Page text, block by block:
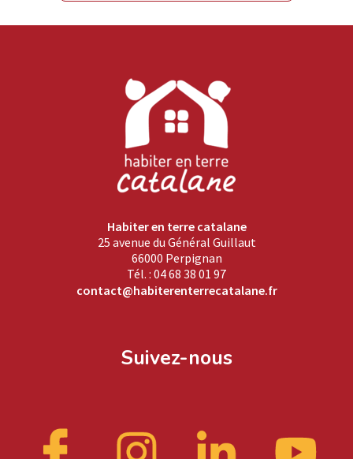
Habiter en terre catalane
25 avenue du Général Guillaut
66000 Perpignan
Tél. : 04 68 38 01 97
contact@habiterenterrecatalane.fr
Suivez-nous